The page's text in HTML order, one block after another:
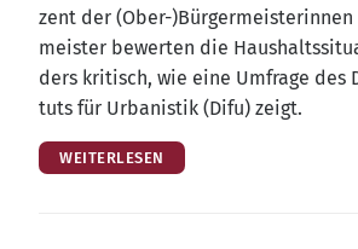
zent der (Ober-
meis­ter bewer­ten die
ders kri­tisch, wie eine Umfra­ge des
tuts für Urba­nis­tik (Difu) zeigt.
WEITERLESEN